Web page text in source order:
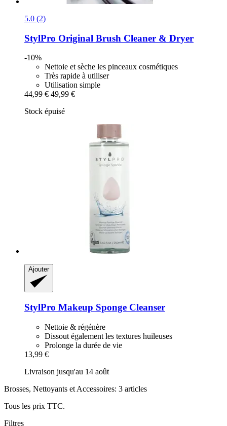
5.0 (2)
StylPro Original Brush Cleaner & Dryer
-10%
Nettoie et sèche les pinceaux cosmétiques
Très rapide à utiliser
Utilisation simple
44,99 € 49,99 €
Stock épuisé
Ajouter
StylPro Makeup Sponge Cleanser
Nettoie & régénère
Dissout également les textures huileuses
Prolonge la durée de vie
13,99 €
Livraison jusqu'au 14 août
Brosses, Nettoyants et Accessoires: 3 articles
Tous les prix TTC.
Filtres